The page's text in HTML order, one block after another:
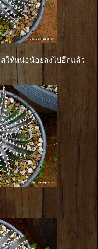
ให้หน่อน้อยลงไปอีกแล้ว